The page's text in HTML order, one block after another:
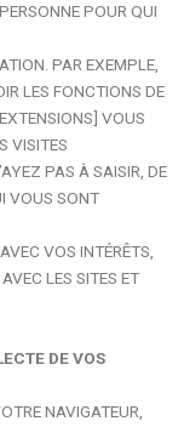
POUR QUI
PAR EXEMPLE,
LES FONCTIONS DE
VOUS
VISITES
PAS À SAISIR, DE
VOUS SONT
VOS INTÉRÊTS,
LES SITES ET
DE VOS
NAVIGATEUR,